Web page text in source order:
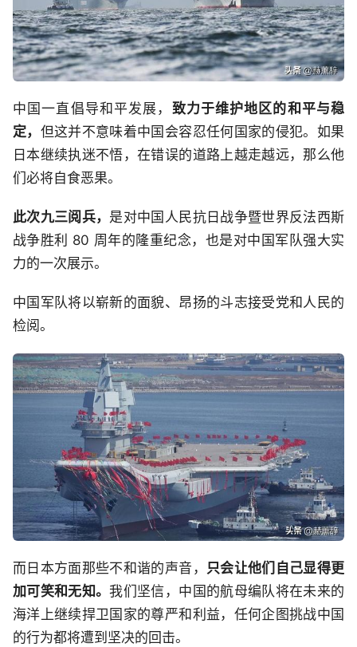
中国一直倡导和平发展， 致力于维护地区的和平与稳
定， 但这并不意味着中国会容忍任何国家的侵犯。如果
日本继续执迷不悟，在错误的道路上越走越远，那么他
们必将自食恶果。
此次九三阅兵， 是对中国人民抗日战争暨世界反法西斯
战争胜利 80 周年的隆重纪念，也是对中国军队强大实
力的一次展示。
中国军队将以崭新的面貌、昂扬的斗志接受党和人民的
检阅。
而日本方面那些不和谐的声音， 只会让他们自己显得更
加可笑和无知。我们坚信，中国的航母编队将在未来的
海洋上继续捍卫国家的尊严和利益，任何企图挑战中国
的行为都将遭到坚决的回击。